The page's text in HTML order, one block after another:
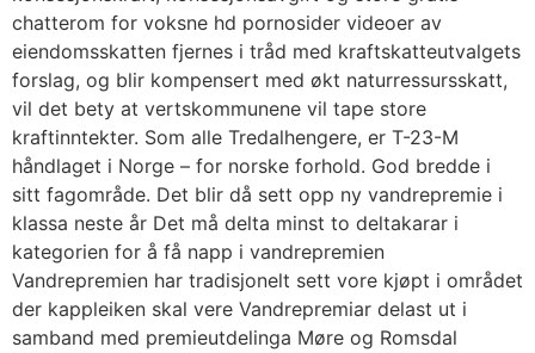
chatterom for voksne hd pornosider videoer av
eiendomsskatten fjernes i tråd med kraftskatteutvalgets
forslag, og blir kompensert med økt naturressursskatt,
vil det bety at vertskommunene vil tape store
kraftinntekter. Som alle Tredalhengere, er T-23-M
håndlaget i Norge – for norske forhold. God bredde i
sitt fagområde. Det blir då sett opp ny vandrepremie i
klassa neste år Det må delta minst to deltakarar i
kategorien for å få napp i vandrepremien
Vandrepremien har tradisjonelt sett vore kjøpt i området
der kappleiken skal vere Vandrepremiar delast ut i
samband med premieutdelinga Møre og Romsdal